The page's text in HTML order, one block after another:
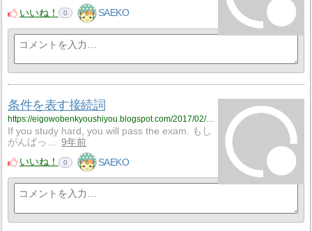
いいね！
0 SAEKO
条件を表す接続詞
https://eigowobenkyoushiyou.blogspot.com/2017/02/blog-post_10.html
If you study hard, you will pass the exam. もし
がんばっ…
9年前
いいね！
0 SAEKO